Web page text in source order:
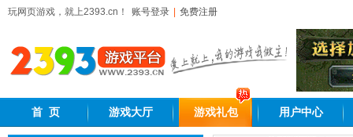
玩网页游戏，就上2393.cn！ 账号登录 免费注册
首 页 游戏大厅 游戏礼包 用户中心